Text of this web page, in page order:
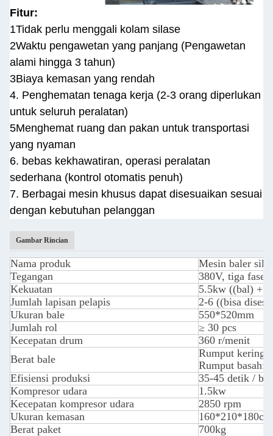
Fitur:
1Tidak perlu menggali kolam silase
2Waktu pengawetan yang panjang (Pengawetan
alami hingga 3 tahun)
3Biaya kemasan yang rendah
4. Penghematan tenaga kerja (2-3 orang diperlukan
untuk seluruh peralatan)
5Menghemat ruang dan pakan untuk transportasi
yang nyaman
6. bebas kekhawatiran, operasi peralatan
sederhana (kontrol otomatis penuh)
7. Berbagai mesin khusus dapat disesuaikan sesuai
dengan kebutuhan pelanggan
Gambar Rincian
Nama produk
Mesin baler
Tegangan
380V, tiga fase
Kekuatan
5.5kw ((bal) +
Jumlah lapisan pelapis
2-6 ((bisa
Ukuran bale
550*520mm
Jumlah rol
≥ 30 pcs
Kecepatan drum
360 r/menit
Berat bale
Rumput kering:
Rumput basah:
Efisiensi produksi
35-45 detik /
Kompresor udara
1.5kw
Kecepatan kompresor udara
2850 rpm
Ukuran kemasan
160*210*180cm
Berat paket
700kg